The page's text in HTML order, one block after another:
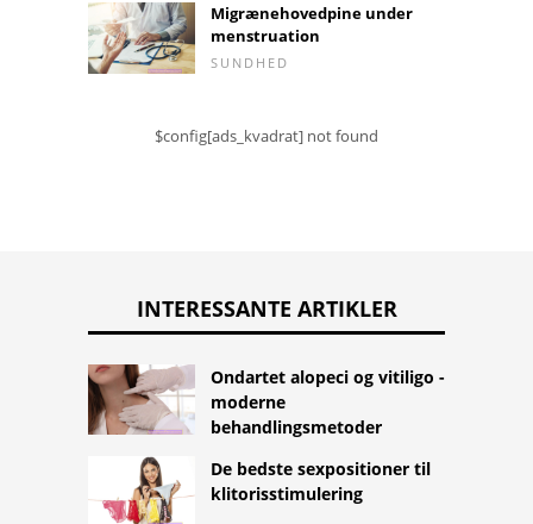
Migrænehovedpine under
menstruation
SUNDHED
$config[ads_kvadrat] not found
INTERESSANTE ARTIKLER
Ondartet alopeci og vitiligo -
moderne
behandlingsmetoder
De bedste sexpositioner til
klitorisstimulering